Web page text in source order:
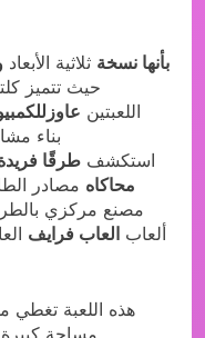
بأنها نسخة ثلاثية الأبعاد
اللعبتين
بناء
استكشف طرقًا
محاكاه مصادر
مصنع مركزي
ألعاب العاب فرايف
هذه اللعبة تغطي